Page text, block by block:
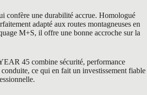
confère une durabilité accrue. Homologué
adapté aux routes montagneuses en
M+S, il offre une bonne accroche sur la
45 combine sécurité, performance
ce qui en fait un investissement fiable